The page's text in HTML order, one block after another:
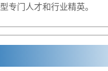
专门人才和行业精英。